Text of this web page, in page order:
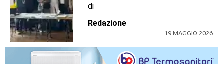
di
Redazione
19 MAGGIO 2026